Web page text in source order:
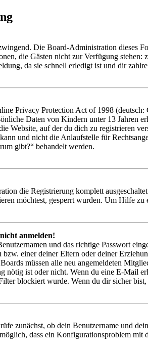
Die Board-Administration dieses
die Gästen nicht zur Verfügung
da sie schnell erledigt ist und dir
Privacy Protection Act of 1998
Daten von Kindern unter 13 Jahren
Website, auf der du dich zu registrieren
und nicht die Anlaufstelle für
gibt?“ behandelt werden.
die Registrierung komplett
möchtest, gesperrt wurden. Um Hilfe
anmelden!
und das richtige Passwort
bzw. einer deiner Eltern oder deiner
müssen alle neu angemeldeten
ist oder nicht. Wenn du eine E-Mail
blockiert wurde. Wenn du dir sicher
zunächst, ob dein Benutzername und
dass ein Konfigurationsproblem